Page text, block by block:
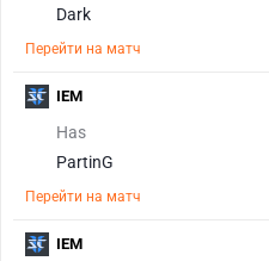
Dark
Перейти на матч
Has
PartinG
Перейти на матч
IEM
IEM